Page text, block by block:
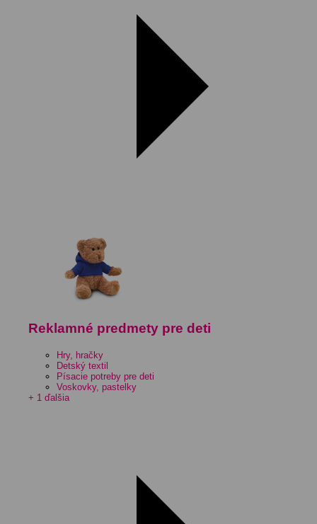
Reklamné predmety pre deti
Hry, hračky
Detský textil
Písacie potreby pre deti
Voskovky, pastelky
+ 1 ďalšia